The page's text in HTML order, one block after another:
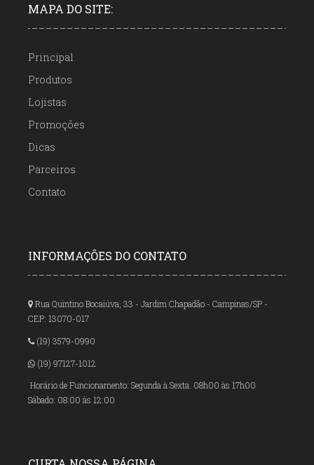
MAPA DO SITE:
Principal
Produtos
Lojistas
Promoções
Dicas
Parceiros
Contato
INFORMAÇÕES DO CONTATO
Rua Quintino Bocaiúva, 33 - Jardim Chapadão - Campinas/SP -
CEP: 13070-017
(19) 3579-0990
(19) 97127-1012
Horário de Funcionamento: Segunda à Sexta: 08h00 às 17h00
Sábado: 08:00 às 12:00